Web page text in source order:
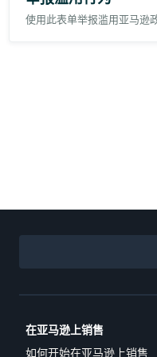
l'article(75
(125 caractères).
consultez laDirective
使用此表单举报滥用亚马逊
在亚马逊上销售
如何开始在亚马逊上销售